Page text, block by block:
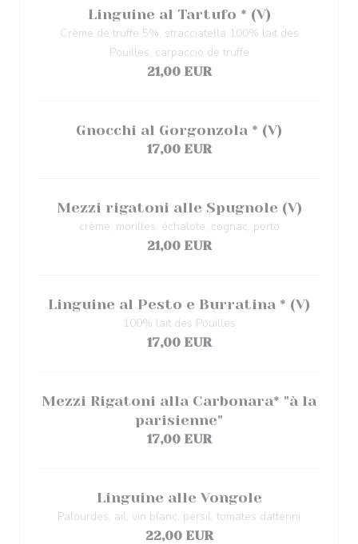
Linguine al Tartufo * (V)
Crème de truffe 5%, stracciatella 100% lait des
Pouilles, carpaccio de truffe
21,00 EUR
Gnocchi al Gorgonzola * (V)
17,00 EUR
Mezzi rigatoni alle Spugnole (V)
crème, morilles, échalote, cognac, porto
21,00 EUR
Linguine al Pesto e Burratina * (V)
100% lait des Pouilles
17,00 EUR
Mezzi Rigatoni alla Carbonara* "à la
parisienne"
17,00 EUR
Linguine alle Vongole
Palourdes, ail, vin blanc, persil, tomates datterini
22,00 EUR